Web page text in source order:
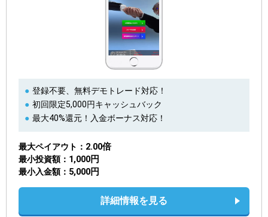
登録不要、無料デモトレード対応！
初回限定5,000円キャッシュバック
最大40%還元！入金ボーナス対応！
最大ペイアウト 2.00倍
最小投資額 1,000円
最小入金額 5,000円
詳細情報を見る